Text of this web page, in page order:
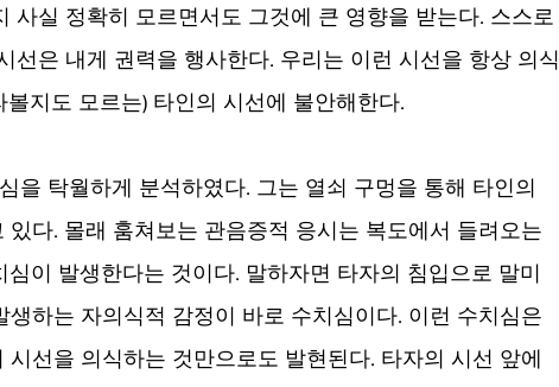
사실 정확히 모르면서도 그것에 큰 영향을 받는다. 스스로
선은 내게 권력을 행사한다. 우리는 이런 시선을 항상 의식
지도 모르는) 타인의 시선에 불안해한다.
을 탁월하게 분석하였다. 그는 열쇠 구멍을 통해 타인의
다. 몰래 훔쳐보는 관음증적 응시는 복도에서 들려오는
이 발생한다는 것이다. 말하자면 타자의 침입으로 말미
하는 자의식적 감정이 바로 수치심이다. 이런 수치심은
선을 의식하는 것만으로도 발현된다. 타자의 시선 앞에